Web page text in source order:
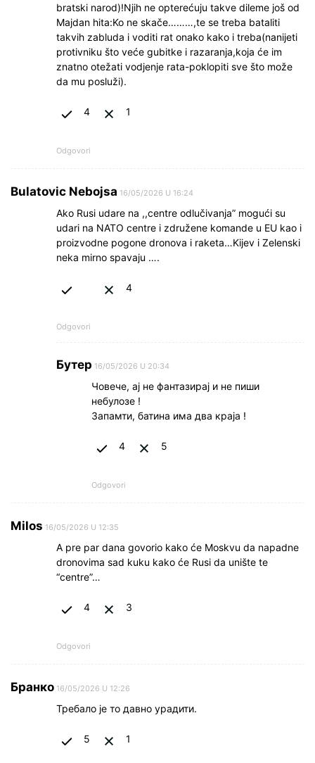
bratski narod)!Njih ne opterećuju takve dileme još od
Majdan hita:Ko ne skače………,te se treba bataliti
takvih zabluda i voditi rat onako kako i treba(nanijeti
protivniku što veće gubitke i razaranja,koja će im
znatno otežati vodjenje rata-poklopiti sve što može
da mu posluži).
4 1
Odgovori
Bulatovic Nebojsa 16/05/2026 U 16:24
Ako Rusi udare na ,,centre odlučivanja” mogući su
udari na NATO centre i združene komande u EU kao i
proizvodne pogone dronova i raketa…Kijev i Zelenski
neka mirno spavaju ….
4
Odgovori
Бутер 16/05/2026 U 20:34
Човече, ај не фантазирај и не пиши
небулозе !
Запамти, батина има два краја !
4 5
Odgovori
Milos 16/05/2026 U 12:35
A pre par dana govorio kako će Moskvu da napadne
dronovima sad kuku kako će Rusi da unište te
“centre”…
4 3
Odgovori
Бранко 16/05/2026 U 12:26
Требало је то давно урадити.
5 1